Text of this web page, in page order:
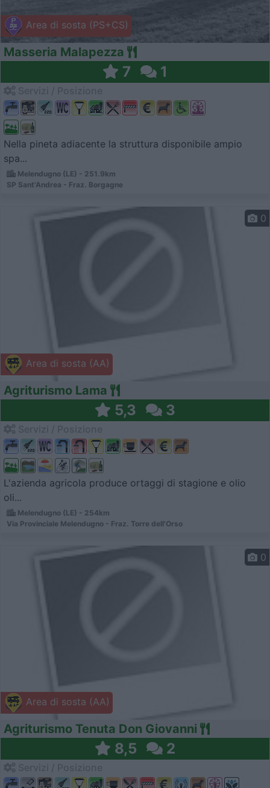
Area di sosta (PS+CS)
Masseria Malapezza
7 1
Nella pineta adiacente la struttura disponibile ampio
spa...
Melendugno (LE) - 251.9km
SP Sant'Andrea - Fraz. Borgagne
Area di sosta (AA)
0
Agriturismo Lama
5,3 3
L'azienda agricola produce ortaggi di stagione e olio
oli...
Melendugno (LE) - 254km
Via Provinciale Melendugno - Fraz. Torre dell'Orso
Area di sosta (AA)
0
Agriturismo Tenuta Don Giovanni
8,5 2